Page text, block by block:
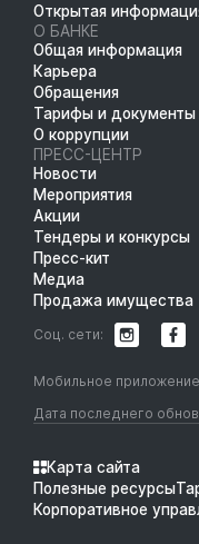
Открытая
О БАНКЕ
Общая информация
Карьера
Обращения
Тарифы и документы
О коррупции
ПРЕСС-ЦЕНТР
Новости
Мероприятия
Акции
Тендеры и конкурсы
Пресс-кит
Медиа
Продажа имущества
Дата последнего
Мобильное
Соц. сети:
Карта сайта
Полезные ресурсы
Корпоративное